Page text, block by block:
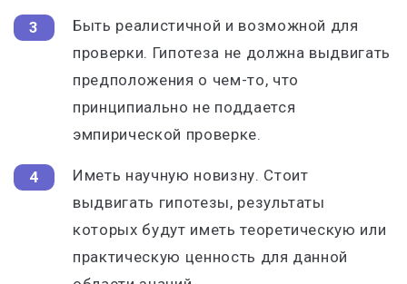
Быть реалистичной и возможной для
проверки. Гипотеза не должна выдвигать
предположения о чем-то, что
принципиально не поддается
эмпирической проверке.
Иметь научную новизну. Стоит
выдвигать гипотезы, результаты
которых будут иметь теоретическую или
практическую ценность для данной